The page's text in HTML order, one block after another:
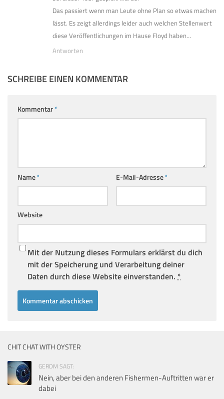
Das passiert wenn man Leute ohne Plan so etwas machen
lässt. Es zeigt allerdings leider auch welchen Stellenwert
diese Veröffentlichungen im Hause Floyd haben…
Antworten
SCHREIBE EINEN KOMMENTAR
Kommentar*
Name* E-Mail-Adresse*
Website
Mit der Nutzung dieses Formulars erklärst du dich
mit der Speicherung und Verarbeitung deiner
Daten durch diese Website einverstanden. *
CHIT CHAT WITH OYSTER
GERDM SAGT:
Nein, aber bei den anderen Fishermen-Auftritten war er
dabei